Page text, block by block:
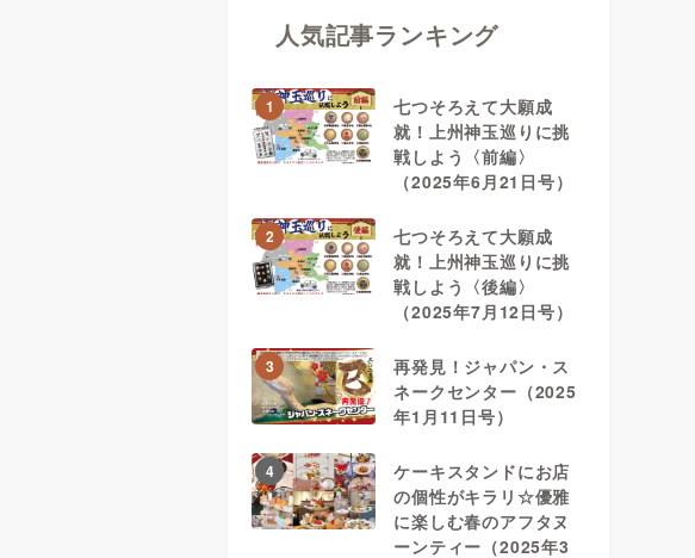
人気記事ランキング
1
七つそろえて大願成
就！上州神玉巡りに挑
戦しよう〈前編〉
（2025年6月21日号）
2
七つそろえて大願成
就！上州神玉巡りに挑
戦しよう〈後編〉
（2025年7月12日号）
3
再発見！ジャパン・ス
ネークセンター（2025
年1月11日号）
4
ケーキスタンドにお店
の個性がキラリ☆優雅
に楽しむ春のアフタヌ
ーンティー（2025年3